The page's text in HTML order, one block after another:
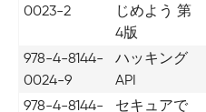
0023-2
じめよう 第
4版
978-4-8144-
0024-9
ハッキング
API
978-4-8144- セキュアで